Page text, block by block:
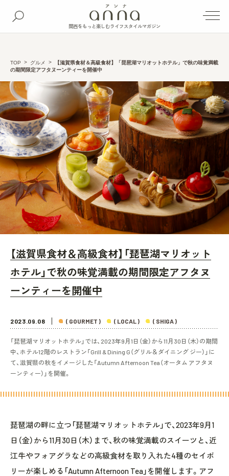
関西をもっと楽しむライフスタイルマガジン
TOP グルメ
【滋賀県食材＆高級食材】「琵琶湖マリオットホテル」で秋の味覚満載
の期間限定アフタヌーンティーを開催中
【滋賀県食材＆高級食材】「琵琶湖マリオット
ホテル」で秋の味覚満載の期間限定アフタヌ
ーンティーを開催中
2023.09.08 ( GOURMET ) ( LOCAL ) ( SHIGA )
「琵琶湖マリオットホテル」では、2023年9月1日（金）から11月30日（木）の期間
中、ホテル12階のレストラン「Grill & Dining G（グリル＆ダイニング ジー）」に
て、滋賀県の秋をイメージした「Autumn Afternoon Tea（オータム アフタヌ
ーンティー）」を開催。
琵琶湖の畔に立つ「琵琶湖マリオットホテル」で、2023年9月1
日（金）から11月30日（木）まで、秋の味覚満載のスイーツと、近
江牛やフォアグラなどの高級食材を取り入れた4種のセイボ
リーが楽しめる「Autumn Afternoon Tea」を開催します。アフ